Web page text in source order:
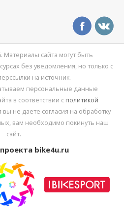
Материалы сайта могут быть
без уведомления, но только с
на источник.
персональные данные
в соответствии с политикой
вы не даете согласия на обработку
вам необходимо покинуть наш
сайт.
bike4u.ru